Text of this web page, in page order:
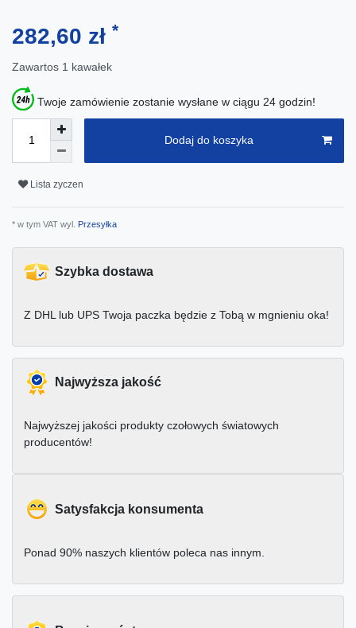
282,60 zł *
Zawartos 1 kawałek
Twoje zamówienie zostanie wysłane w ciągu 24 godzin!
Dodaj do koszyka
Lista zyczen
* w tym VAT wyl. Przesyłka
Szybka dostawa
Z DHL lub UPS Twoja paczka będzie z Tobą w mgnieniu oka!
Najwyższa jakość
Najwyższej jakości produkty czołowych światowych
producentów!
Satysfakcja konsumenta
Ponad 90% naszych klientów poleca nas innym.